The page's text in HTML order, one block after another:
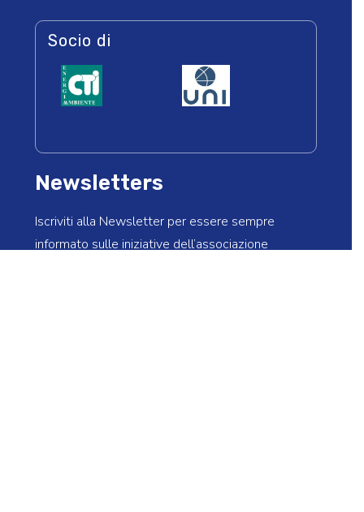
Socio di
Newsletters
Iscriviti alla Newsletter per essere sempre
informato sulle iniziative dell’associazione